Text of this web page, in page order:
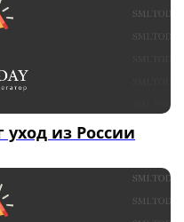
уход из России